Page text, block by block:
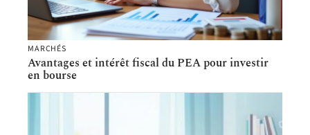
MARCHÉS
Avantages et intérêt fiscal du PEA pour investir
en bourse